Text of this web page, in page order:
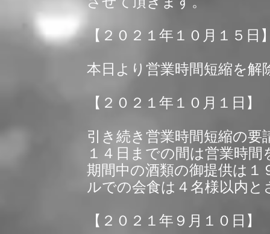
【２０２１年１０月１５日
本日より営業時間短縮を解
【２０２１年１０月１日】
引き続き営業時間短縮の
１４日までの間は営業時
期間中の酒類の御提供は１
ルでの会食は４名様以内と
【２０２１年９月１０日】